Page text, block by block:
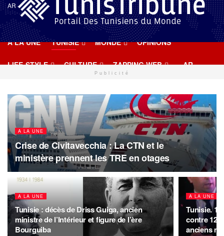
AR
A LA UNE TUNISIE MONDE OPINIONS
LIFE-STYLE CULTURE ZAPPING WEB AR
Publicité
A LA UNE
Crise de Civitavecchia : La CTN et le
ministère prennent les TRE en otages
A LA UNE
Tunisie : décès de Driss Guiga, ancien
ministre de l’Intérieur et figure de l’ère
Bourguiba
A LA UNE
Tunisie.
contre 12
anciens